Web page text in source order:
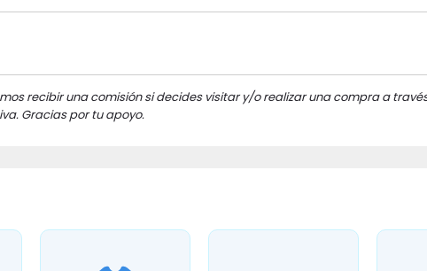
recibir una comisión si decides visitar y/o realizar una compra a
Gracias por tu apoyo.